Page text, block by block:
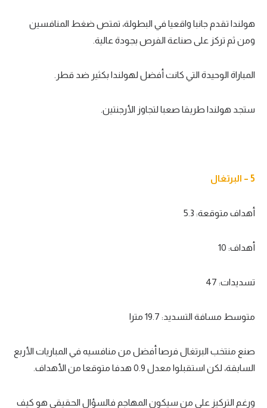
هولندا تقدم جانبا واقعيا في البطولة، تمتص ضغط المنافسين
ومن ثم تركز على صناعة الفرص بجودة عالية.
المباراة الوحيدة التي كانت أفضل لهولندا بكثير ضد قطر.
ستجد هولندا طريقا صعبا لتجاوز الأرجنتين.
5 – البرتغال
أهداف متوقعة: 5.3
أهداف: 10
تسديدات: 47
متوسط مسافة التسديد: 19.7 مترا
صنع منتخب البرتغال فرصا أفضل من منافسيه في المباريات الأربع
السابقة، لكن استقبلوا معدل 0.9 هدفا متوقعا من الأهداف.
ورغم التركيز على من سيكون المهاجم فالسؤال الحقيقي هو كيف